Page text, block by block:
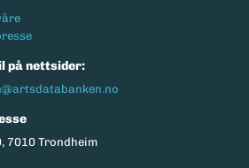
på nettsider:
7010 Trondheim